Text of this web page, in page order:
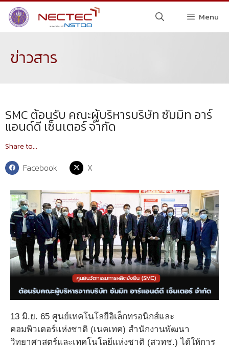
Menu
ข่าวสาร
SMC ต้อนรับ คณะผู้บริหารบริษัท ซัมมิท อาร์
แอนด์ดี เซ็นเตอร์ จำกัด
Share to...
Facebook X
13 มิ.ย. 65 ศูนย์เทคโนโลยีอิเล็กทรอนิกส์และ
คอมพิวเตอร์แห่งชาติ (เนคเทค) สำนักงานพัฒนา
วิทยาศาสตร์และเทคโนโลยีแห่งชาติ (สวทช.) ได้ให้การ